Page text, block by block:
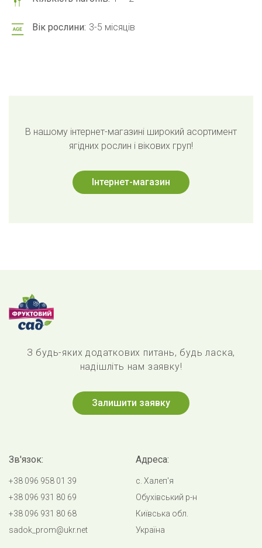
Вік рослини: 3-5 місяців
В нашому інтернет-магазині широкий асортимент
ягідних рослин і вікових груп!
Інтернет-магазин
З будь-яких додаткових питань, будь ласка,
надішліть нам заявку!
Залишити заявку
Зв'язок:
+38 096 958 01 39
+38 096 931 80 69
+38 096 931 80 68
sadok_prom@ukr.net
Адреса:
с. Халеп'я
Обухівський р-н
Київська обл.
Україна